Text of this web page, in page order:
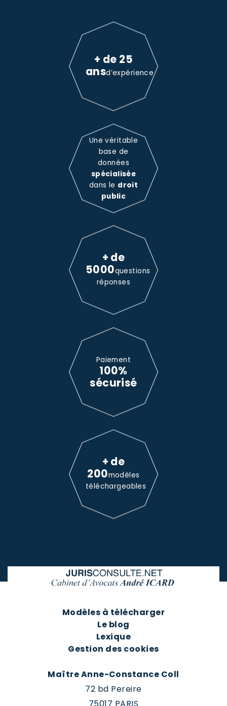
+ de 25
ansd’expérience
Une véritable
base de
données
spécialisée
dans le droit
public
+ de
5000questions
réponses
Paiement
100%
sécurisé
+ de
200modèles
téléchargeables
Modèles à télécharger
Le blog
Lexique
Gestion des cookies
Maître Anne-Constance Coll
72 bd Pereire